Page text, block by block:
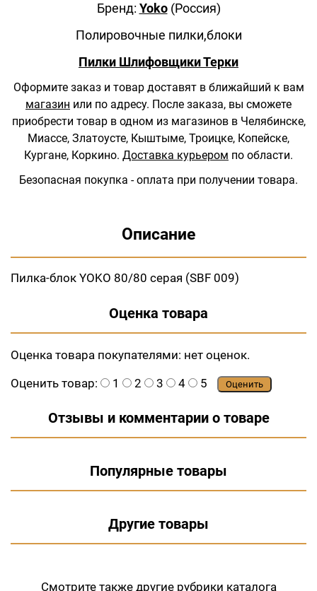
Бренд: Yoko (Россия)
Полировочные пилки,блоки
Пилки Шлифовщики Терки
Оформите заказ и товар доставят в ближайший к вам
магазин или по адресу. После заказа, вы сможете
приобрести товар в одном из магазинов в Челябинске,
Миассе, Златоусте, Кыштыме, Троицке, Копейске,
Кургане, Коркино. Доставка курьером по области.
Безопасная покупка - оплата при получении товара.
Описание
Пилка-блок YOKO 80/80 серая (SBF 009)
Оценка товара
Оценка товара покупателями: нет оценок.
Оценить товар:
1 2 3 4 5 Оценить
Отзывы и комментарии о товаре
Популярные товары
Другие товары
Смотрите также другие рубрики каталога